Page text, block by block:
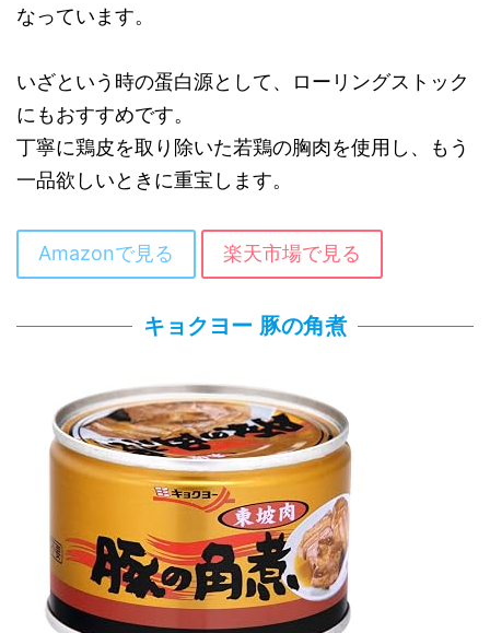
なっています。
いざという時の蛋白源として、ローリングストック
にもおすすめです。
丁寧に鶏皮を取り除いた若鶏の胸肉を使用し、もう
一品欲しいときに重宝します。
Amazonで見る 楽天市場で見る
キョクヨー 豚の角煮